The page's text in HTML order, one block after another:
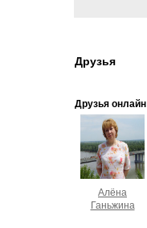
Друзья
Друзья онлайн
Алёна
Ганьжина